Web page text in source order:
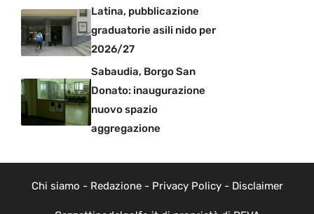
Latina, pubblicazione
graduatorie asili nido per
2026/27
Sabaudia, Borgo San
Donato: inaugurazione
nuovo spazio
aggregazione
Chi siamo - Redazione- Privacy Policy- Disclaimer